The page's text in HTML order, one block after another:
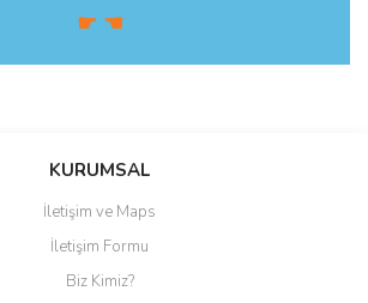
☛ ☚
Yorum Yaz
KURUMSAL
İletişim ve Maps
İletişim Formu
Biz Kimiz?